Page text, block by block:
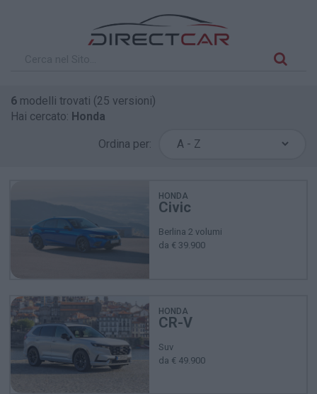
6 modelli trovati (25 versioni)
Hai cercato: Honda
Ordina per:
HONDA
Civic
Berlina 2 volumi
da € 39.900
HONDA
CR-V
Suv
da € 49.900